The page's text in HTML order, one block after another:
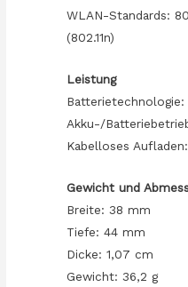
WLAN-Standards:
(802.11n)
Leistung
Akku-/
Kabelloses
Gewicht und
Breite: 38 mm
Tiefe: 44 mm
Dicke: 1,07 cm
Gewicht: 36,2 g